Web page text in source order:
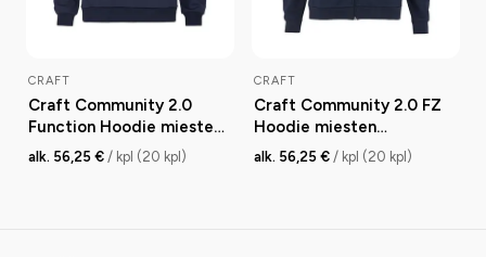
CRAFT
Craft Community 2.0
Function Hoodie miesten
huppari
alk. 56,25 € / kpl (20 kpl)
CRAFT
Craft Community 2.0 FZ
Hoodie miesten
vetoketjuhuppari
alk. 56,25 € / kpl (20 kpl)